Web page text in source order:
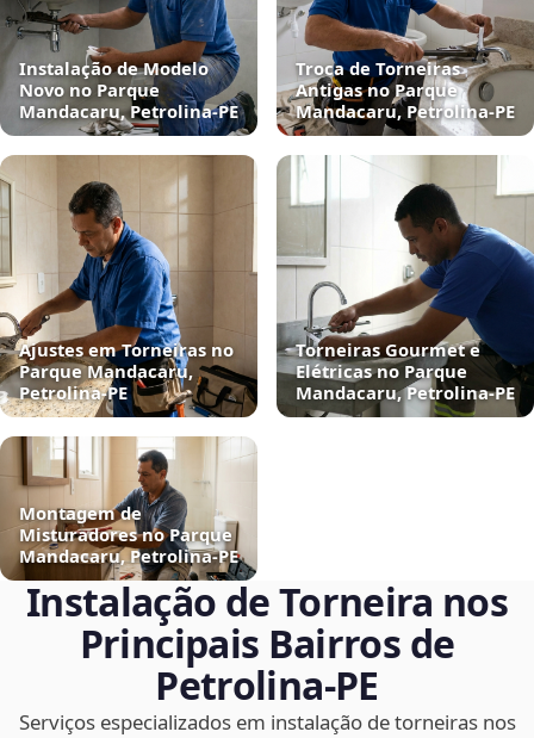
Instalação de Modelo
Novo no Parque
Mandacaru, Petrolina‑PE
Troca de Torneiras
Antigas no Parque
Mandacaru, Petrolina‑PE
Ajustes em Torneiras no
Parque Mandacaru,
Petrolina‑PE
Torneiras Gourmet e
Elétricas no Parque
Mandacaru, Petrolina‑PE
Montagem de
Misturadores no Parque
Mandacaru, Petrolina‑PE
Instalação de Torneira nos
Principais Bairros de
Petrolina‑PE
Serviços especializados em instalação de torneiras nos